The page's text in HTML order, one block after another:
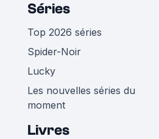
Séries
Top 2026 séries
Spider-Noir
Lucky
Les nouvelles séries du
moment
Livres